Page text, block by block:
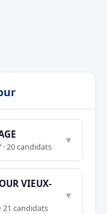
· 20 candidats
▼
VIEUX-
21 candidats
▼